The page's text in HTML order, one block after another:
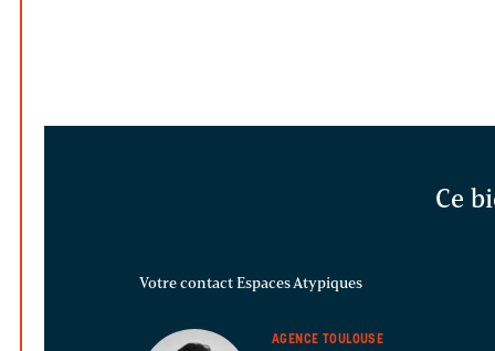
Ce
Votre contact Espaces Atypiques
AGENCE TOULOUSE